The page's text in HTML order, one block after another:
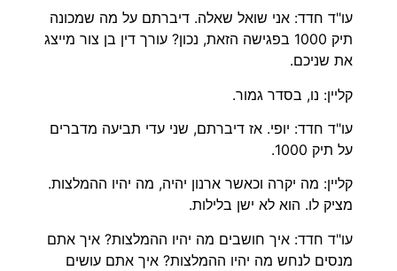
עו"ד חדד: אני שואל שאלה. דיברתם על מה שמכונה
תיק 1000 בפגישה הזאת, נכון? עורך דין בן צור מייצג
את שניכם.
קליין: נו, בסדר גמור.
עו"ד חדד: יופי. אז דיברתם, שני עדי תביעה מדברים
על תיק 1000.
קליין: מה יקרה וכאשר ארנון יהיה, מה יהיו ההמלצות.
מציק לו. הוא לא ישן בלילות.
עו"ד חדד: איך חושבים מה יהיו ההמלצות? איך אתם
מנסים לנחש מה יהיו ההמלצות? איך אתם עושים